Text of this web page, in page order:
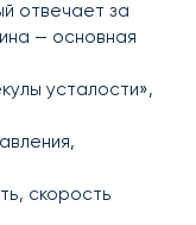
отвечает за
— основная
усталости»,
скорость